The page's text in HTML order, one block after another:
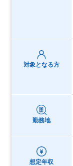
対象となる方
勤務地
想定年収